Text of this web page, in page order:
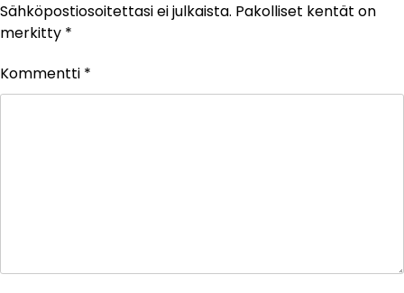
Sähköpostiosoitettasi ei julkaista. Pakolliset kentät on
merkitty *
Kommentti *